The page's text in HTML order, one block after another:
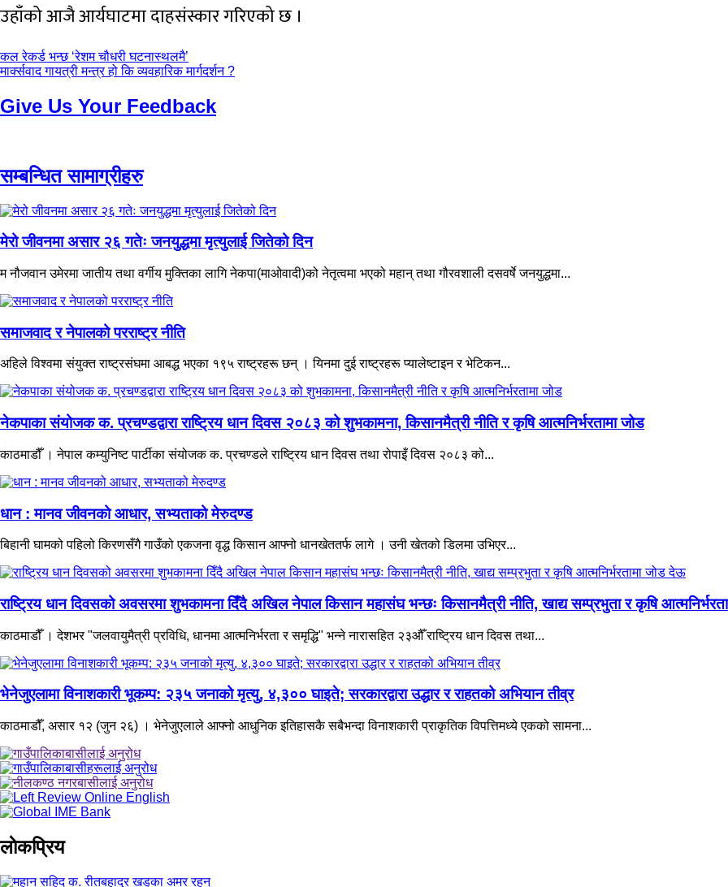
उहाँको आजै आर्यघाटमा दाहसंस्कार गरिएको छ ।
पछिल्लाे
-
कल रेकर्ड भन्छ ‘रेशम चौधरी घटनास्थलमै’
अघिल्लाे
मार्क्सवाद गायत्री मन्त्र हो कि व्यवहारिक मार्गदर्शन ?
Give Us Your Feedback
सम्बन्धित सामाग्रीहरु
मेरो जीवनमा असार २६ गतेः जनयुद्धमा मृत्युलाई जितेको दिन
म नौजवान उमेरमा जातीय तथा वर्गीय मुक्तिका लागि नेकपा(माओवादी)को नेतृत्वमा भएको महान् तथा गौरवशाली दसवर्षे जनयुद्धमा...
समाजवाद र नेपालको परराष्ट्र नीति
अहिले विश्वमा संयुक्त राष्ट्रसंघमा आबद्ध भएका १९५ राष्ट्रहरू छन् । यिनमा दुई राष्ट्रहरू प्यालेष्टाइन र भेटिकन...
नेकपाका संयोजक क. प्रचण्डद्वारा राष्ट्रिय धान दिवस २०८३ को शुभकामना, किसानमैत्री नीति र कृषि आत्मनिर्भरतामा जोड
काठमाडौँ । नेपाल कम्युनिष्ट पार्टीका संयोजक क. प्रचण्डले राष्ट्रिय धान दिवस तथा रोपाइँ दिवस २०८३ को...
धान : मानव जीवनको आधार, सभ्यताको मेरुदण्ड
बिहानी घामको पहिलो किरणसँगै गाउँको एकजना वृद्ध किसान आफ्नो धानखेततर्फ लागे । उनी खेतको डिलमा उभिएर...
राष्ट्रिय धान दिवसको अवसरमा शुभकामना दिँदै अखिल नेपाल किसान महासंघ भन्छः किसानमैत्री नीति, खाद्य सम्प्रभुता र कृषि
काठमाडौँ । देशभर "जलवायुमैत्री प्रविधि, धानमा आत्मनिर्भरता र समृद्धि" भन्ने नारासहित २३औँ राष्ट्रिय धान दिवस तथा...
भेनेजुएलामा विनाशकारी भूकम्प: २३५ जनाको मृत्यु, ४,३०० घाइते; सरकारद्वारा उद्धार र राहतको अभियान तीव्र
काठमाडौँ, असार १२ (जुन २६) । भेनेजुएलाले आफ्नो आधुनिक इतिहासकै सबैभन्दा विनाशकारी प्राकृतिक विपत्तिमध्ये एकको सामना...
लाेकप्रिय